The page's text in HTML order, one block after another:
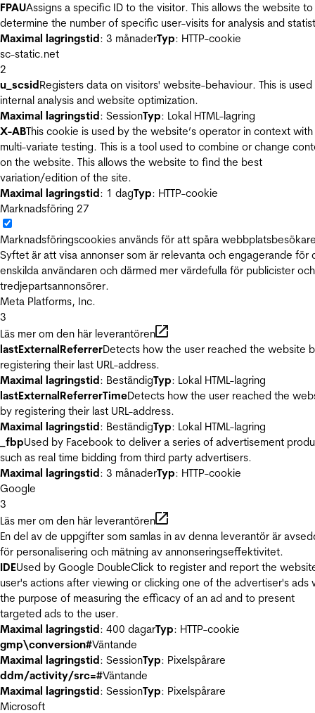
FPAUAssigns a specific ID to the visitor. This allows the website to
determine the number of specific user-visits for analysis and
Maximal lagringstid: 3 månaderTyp: HTTP-cookie
sc-static.net
2
u_scsidRegisters data on visitors' website-behaviour. This is
internal analysis and website optimization.
Maximal lagringstid: SessionTyp: Lokal HTML-lagring
X-ABThis cookie is used by the website’s operator in context with
multi-variate testing. This is a tool used to combine or change
on the website. This allows the website to find the best
variation/edition of the site.
Maximal lagringstid: 1 dagTyp: HTTP-cookie
Marknadsföring 27
Marknadsföringscookies används för att spåra
Syftet är att visa annonser som är relevanta och engagerande för
enskilda användaren och därmed mer värdefulla för publicister och
tredjepartsannonsörer.
Meta Platforms, Inc.
3
Läs mer om den här leverantören
lastExternalReferrerDetects how the user reached the website
registering their last URL-address.
Maximal lagringstid: BeständigTyp: Lokal HTML-lagring
lastExternalReferrerTimeDetects how the user reached the
by registering their last URL-address.
Maximal lagringstid: BeständigTyp: Lokal HTML-lagring
_fbpUsed by Facebook to deliver a series of advertisement
such as real time bidding from third party advertisers.
Maximal lagringstid: 3 månaderTyp: HTTP-cookie
Google
3
Läs mer om den här leverantören
En del av de uppgifter som samlas in av denna leverantör är
för personalisering och mätning av annonseringseffektivitet.
IDEUsed by Google DoubleClick to register and report the
user's actions after viewing or clicking one of the advertiser's ads
the purpose of measuring the efficacy of an ad and to present
targeted ads to the user.
Maximal lagringstid: 400 dagarTyp: HTTP-cookie
gmp\conversion#Väntande
Maximal lagringstid: SessionTyp: Pixelspårare
ddm/activity/src=#Väntande
Maximal lagringstid: SessionTyp: Pixelspårare
Microsoft